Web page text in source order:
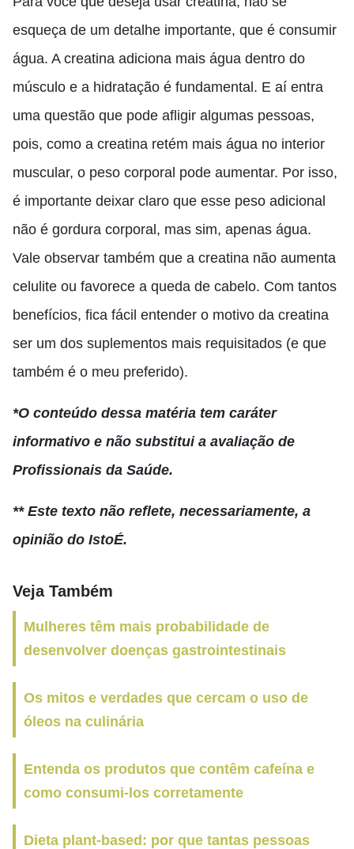
esqueça de um detalhe importante, que é consumir
água. A creatina adiciona mais água dentro do
músculo e a hidratação é fundamental. E aí entra
uma questão que pode afligir algumas pessoas,
pois, como a creatina retém mais água no interior
muscular, o peso corporal pode aumentar. Por isso,
é importante deixar claro que esse peso adicional
não é gordura corporal, mas sim, apenas água.
Vale observar também que a creatina não aumenta
celulite ou favorece a queda de cabelo. Com tantos
benefícios, fica fácil entender o motivo da creatina
ser um dos suplementos mais requisitados (e que
também é o meu preferido).
*O conteúdo dessa matéria tem caráter
informativo e não substitui a avaliação de
Profissionais da Saúde.
** Este texto não reflete, necessariamente, a
opinião do IstoÉ.
Veja Também
Mulheres têm mais probabilidade de
desenvolver doenças gastrointestinais
Os mitos e verdades que cercam o uso de
óleos na culinária
Entenda os produtos que contêm cafeína e
como consumi-los corretamente
Dieta plant-based: por que tantas pessoas